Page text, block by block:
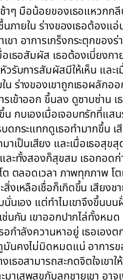
ๆ มือน้อยของเธอแหวกก
ภายใน ร่างของเธอต้องแ
อาการเกร็งกระตุกของ
เธอสัมผัส เธอต้องเบี่ยงก
รับการสัมผัสมีให้เห็น แล
น ร่างของเขาถูกเธอผลัก
ข้าออก ขึ้นลง ดูซาบซ่าน เ
บเองเมื่อเจอบทรักที่แส
ดกระแทกดูเธอทำมากขึ้
ป็นเสียง และเมื่อเธอสุข
ะทั้งสองก็สุขสม เธอกอด
ต ตลอดเวลา ภาพทุกภาพ
เหลือเชื่อก็เกิดขึ้น เสียง
เอง แต่ทำไมเขาจึงขึ้นบ
นกัน เขาออกปากไล่ทั้งหม
กำลังควานหาอยู่ เธอเอ
นคงไม่มิดหมดแน่ อากา
อสามารถสะกดจิตใจเขาใ
เสพสุขกับลูกชายเขา อาจ